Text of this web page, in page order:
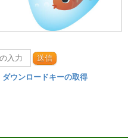
送信
ダウンロードキーの取得